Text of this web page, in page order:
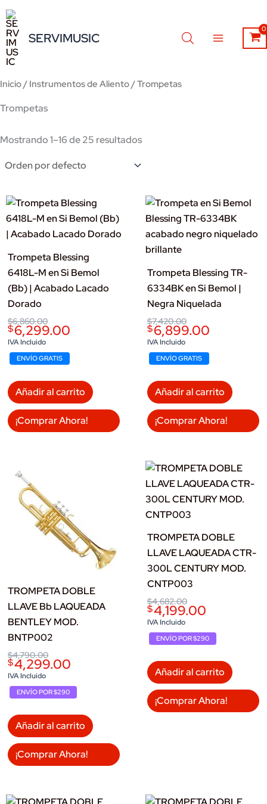
al
contenidoSERVIMUSIC
Inicio/ Instrumentos de Aliento/ Trompetas
Trompetas
Mostrando 1–16 de 25 resultados
Trompeta Blessing
6418L-M en Si Bemol
(Bb) | Acabado Lacado
Dorado
$6,860.00
Original
price
was:
$6,860.00.
$6,299.00
Current
price
is:
$6,299.00.
IVA Incluido
ENVÍO GRATIS
Añadir al carrito
¡Comprar Ahora!
Trompeta Blessing TR-
6334BK en Si Bemol |
Negra Niquelada
$7,420.00
Original
price
was:
$7,420.00.
$6,899.00
Current
price
is:
$6,899.00.
IVA Incluido
ENVÍO GRATIS
Añadir al carrito
¡Comprar Ahora!
TROMPETA DOBLE
LLAVE Bb LAQUEADA
BENTLEY MOD.
BNTP002
$4,790.00
Original
price
was:
$4,790.00.
$4,299.00
Current
price
is:
$4,299.00.
IVA Incluido
ENVÍO POR $290
Añadir al carrito
¡Comprar Ahora!
TROMPETA DOBLE
LLAVE LAQUEADA CTR-
300L CENTURY MOD.
CNTP003
$4,682.00
Original
price
was:
$4,682.00.
$4,199.00
Current
price
is:
$4,199.00.
IVA Incluido
ENVÍO POR $290
Añadir al carrito
¡Comprar Ahora!